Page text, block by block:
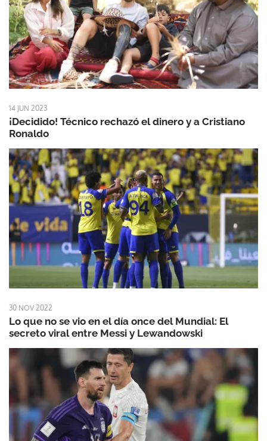
14 JUN 2023
¡Decidido! Técnico rechazó el dinero y a Cristiano
Ronaldo
30 NOV 2022
Lo que no se vio en el día once del Mundial: El
secreto viral entre Messi y Lewandowski